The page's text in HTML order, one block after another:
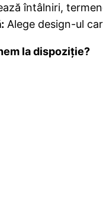
întâlniri,
Alege design-ul
la dispoziție?